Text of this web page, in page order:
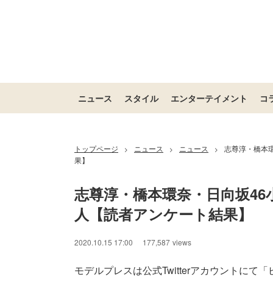
ニュース スタイル エンターテイメント コ
トップページ > ニュース > ニュース >
志尊淳・橋本
果】
志尊淳・橋本環奈・日向坂
人【読者アンケート結果】
2020.10.15 17:00 177,587 views
モデルプレスは公式Twitterアカウントにて